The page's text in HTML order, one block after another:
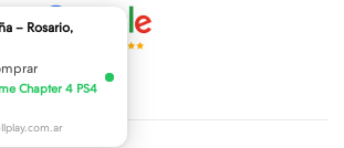
– Rosario,
Chapter 4 PS4